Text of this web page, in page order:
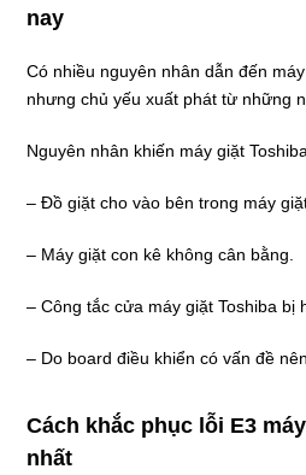
nay
Có nhiều nguyên nhân dẫn đến
nhưng chủ yếu xuất phát từ những
Nguyên nhân khiến máy giặt
– Đồ giặt cho vào bên trong máy
– Máy giặt con kê không cân bằng.
– Công tắc cửa máy giặt Toshiba bị
– Do board điều khiển có vấn đề
Cách khắc phục lỗi E3
nhất